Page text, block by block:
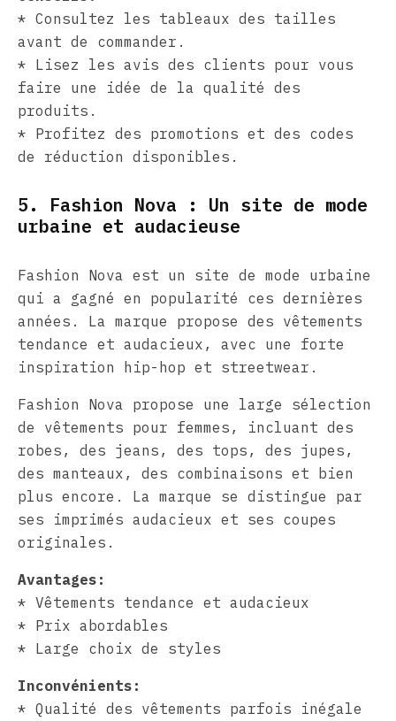
* Consultez les tableaux des tailles
avant de commander.
* Lisez les avis des clients pour vous
faire une idée de la qualité des
produits.
* Profitez des promotions et des codes
de réduction disponibles.
5. Fashion Nova : Un site de mode
urbaine et audacieuse
Fashion Nova est un site de mode urbaine
qui a gagné en popularité ces dernières
années. La marque propose des vêtements
tendance et audacieux, avec une forte
inspiration hip-hop et streetwear.
Fashion Nova propose une large sélection
de vêtements pour femmes, incluant des
robes, des jeans, des tops, des jupes,
des manteaux, des combinaisons et bien
plus encore. La marque se distingue par
ses imprimés audacieux et ses coupes
originales.
Avantages:
* Vêtements tendance et audacieux
* Prix abordables
* Large choix de styles
Inconvénients:
* Qualité des vêtements parfois inégale